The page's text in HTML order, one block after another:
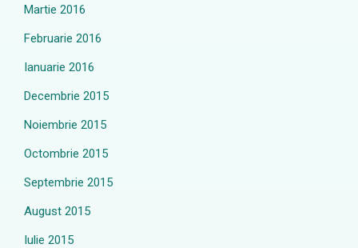
Martie 2016
Februarie 2016
Ianuarie 2016
Decembrie 2015
Noiembrie 2015
Octombrie 2015
Septembrie 2015
August 2015
Iulie 2015